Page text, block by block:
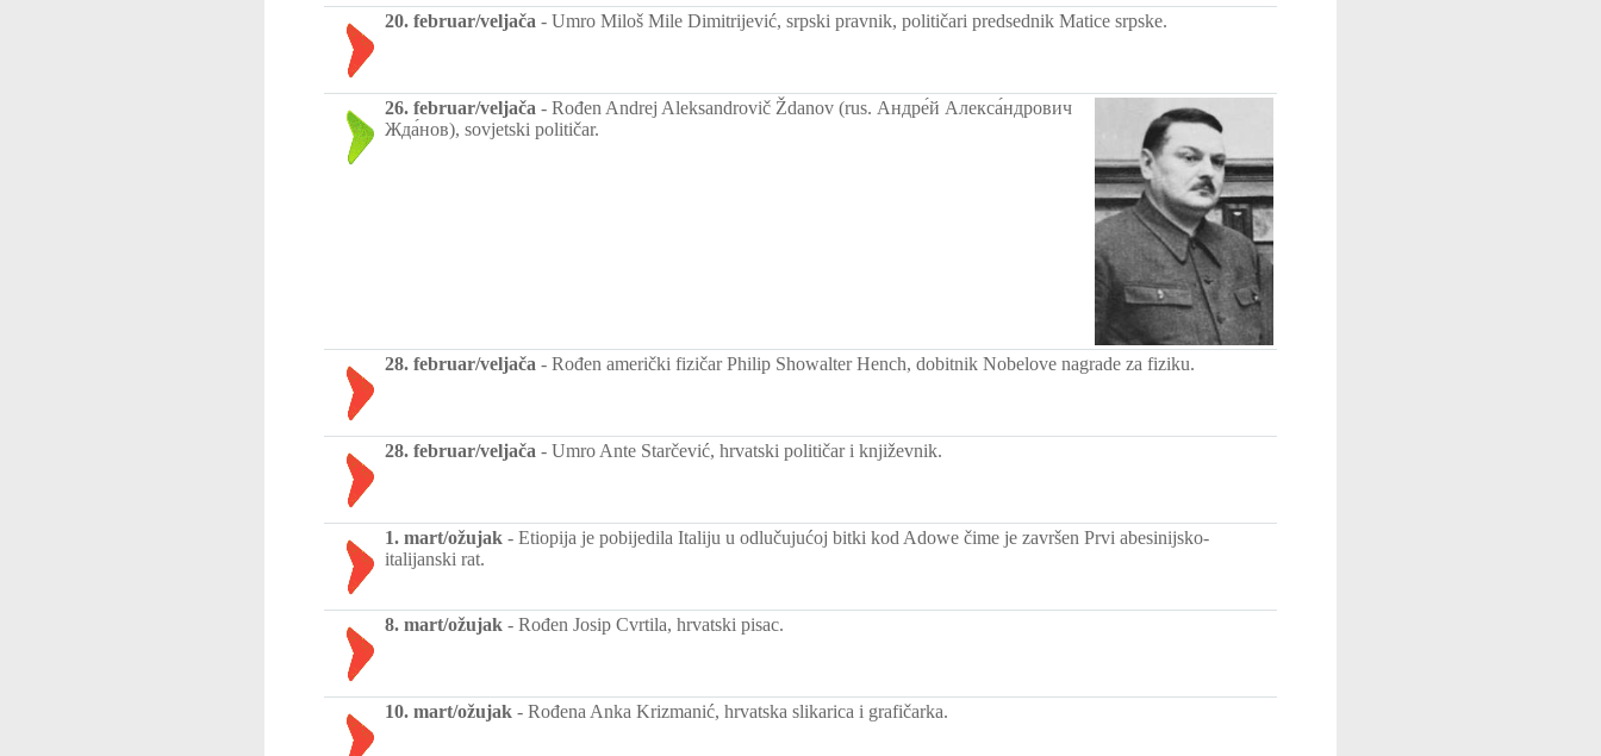
20. februar/veljača - Umro Miloš Mile Dimitrijević, srpski pravnik, političari predsednik Matice srpske.
26. februar/veljača - Rođen Andrej Aleksandrovič Ždanov (rus. Андре́й Алекса́ндрович
Жда́нов), sovjetski političar.
28. februar/veljača - Rođen američki fizičar Philip Showalter Hench, dobitnik Nobelove nagrade za fiziku.
28. februar/veljača - Umro Ante Starčević, hrvatski političar i književnik.
1. mart/ožujak - Etiopija je pobijedila Italiju u odlučujućoj bitki kod Adowe čime je završen Prvi abesinijsko-
italijanski rat.
8. mart/ožujak - Rođen Josip Cvrtila, hrvatski pisac.
10. mart/ožujak - Rođena Anka Krizmanić, hrvatska slikarica i grafičarka.